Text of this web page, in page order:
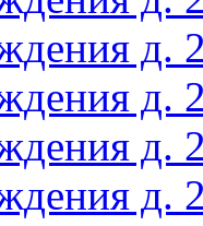
д.
д.
д.
д.